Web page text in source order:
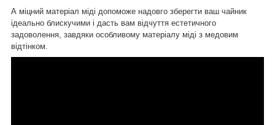
А міцний матеріал міді допоможе надовго зберегти ваш чайник
ідеально блискучими і дасть вам відчуття естетичного
задоволення, завдяки особливому матеріалу міді з медовим
відтінком.